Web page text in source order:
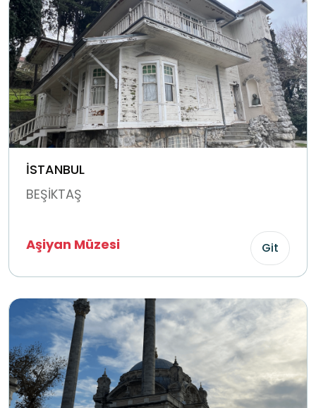
İSTANBUL
BEŞİKTAŞ
Aşiyan Müzesi Git